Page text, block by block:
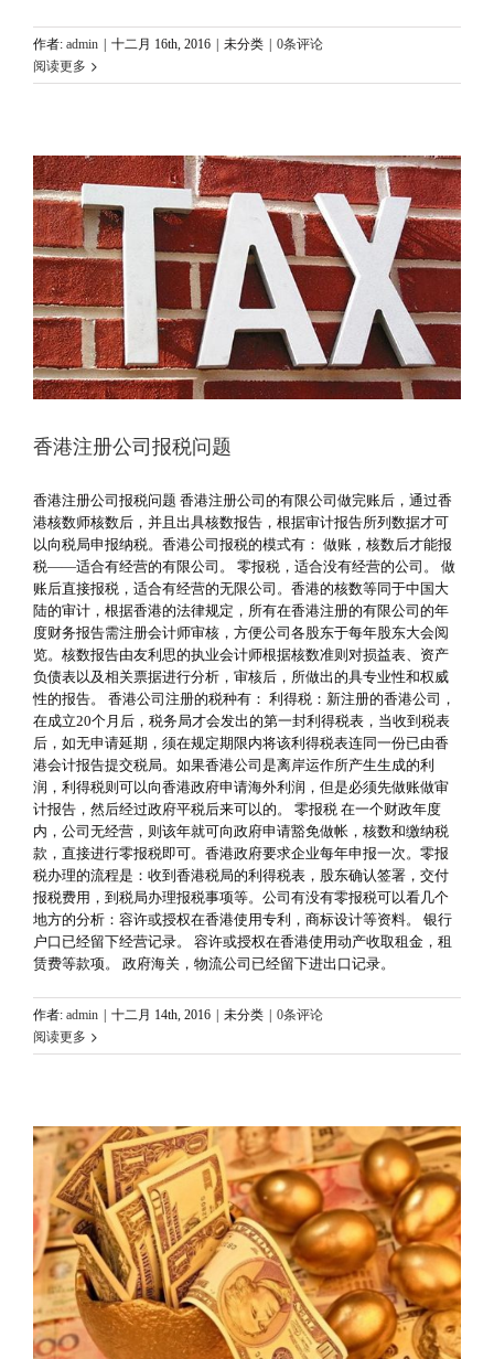
作者: admin 十二月 16th, 2016 未分类
0条评论
阅读更多
香港注册公司报税问题
香港注册公司报税问题 香港注册公司的有限公司做完账后，通过香
港核数师核数后，并且出具核数报告，根据审计报告所列数据才可
以向税局申报纳税。香港公司报税的模式有： 做账，核数后才能报
税——适合有经营的有限公司。 零报税，适合没有经营的公司。 做
账后直接报税，适合有经营的无限公司。香港的核数等同于中国大
陆的审计，根据香港的法律规定，所有在香港注册的有限公司的年
度财务报告需注册会计师审核，方便公司各股东于每年股东大会阅
览。核数报告由友利思的执业会计师根据核数准则对损益表、资产
负债表以及相关票据进行分析，审核后，所做出的具专业性和权威
性的报告。 香港公司注册的税种有： 利得税：新注册的香港公司，
在成立20个月后，税务局才会发出的第一封利得税表，当收到税表
后，如无申请延期，须在规定期限内将该利得税表连同一份已由香
港会计报告提交税局。如果香港公司是离岸运作所产生生成的利
润，利得税则可以向香港政府申请海外利润，但是必须先做账做审
计报告，然后经过政府平税后来可以的。 零报税 在一个财政年度
内，公司无经营，则该年就可向政府申请豁免做帐，核数和缴纳税
款，直接进行零报税即可。香港政府要求企业每年申报一次。零报
税办理的流程是：收到香港税局的利得税表，股东确认签署，交付
报税费用，到税局办理报税事项等。公司有没有零报税可以看几个
地方的分析：容许或授权在香港使用专利，商标设计等资料。 银行
户口已经留下经营记录。 容许或授权在香港使用动产收取租金，租
赁费等款项。 政府海关，物流公司已经留下进出口记录。
作者: admin 十二月 14th, 2016 未分类
0条评论
阅读更多